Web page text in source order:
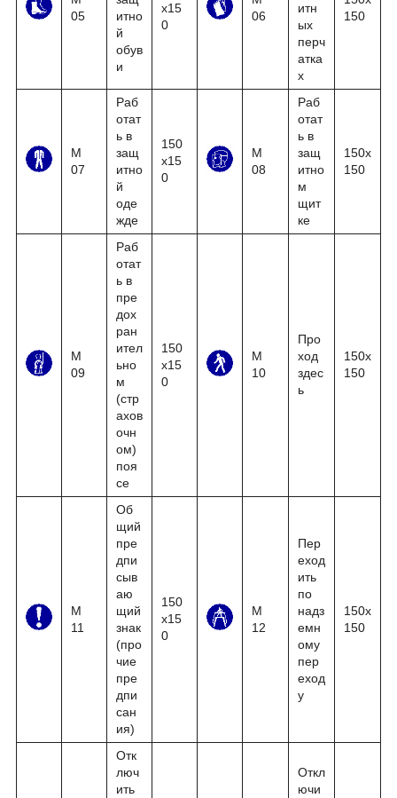
05
итно
й
обув
и
x15
0
06
итн
ых
перч
атка
х
150
М
07
Раб
отат
ь в
защ
итно
й
оде
жде
150
x15
0
М
08
Раб
отат
ь в
защ
итно
м
щит
ке
150x
150
М
09
Раб
отат
ь в
пре
дох
ран
ител
ьно
м
(стр
ахов
очн
ом)
поя
се
150
x15
0
М
10
Про
ход
здес
ь
150x
150
М
11
Об
щий
пре
дпи
сыв
аю
щий
знак
(про
чие
пре
дпи
сан
ия)
150
x15
0
М
12
Пер
еход
ить
по
надз
емн
ому
пер
еход
у
150x
150
Отк
люч
ить
Откл
ючи